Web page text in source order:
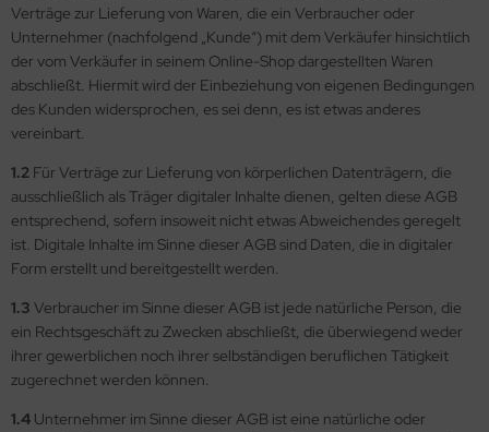
Verträge zur Lieferung von Waren, die ein Verbraucher oder
Unternehmer (nachfolgend „Kunde“) mit dem Verkäufer hinsichtlich
der vom Verkäufer in seinem Online-Shop dargestellten Waren
abschließt. Hiermit wird der Einbeziehung von eigenen Bedingungen
des Kunden widersprochen, es sei denn, es ist etwas anderes
vereinbart.
1.2 Für Verträge zur Lieferung von körperlichen Datenträgern, die
ausschließlich als Träger digitaler Inhalte dienen, gelten diese AGB
entsprechend, sofern insoweit nicht etwas Abweichendes geregelt
ist. Digitale Inhalte im Sinne dieser AGB sind Daten, die in digitaler
Form erstellt und bereitgestellt werden.
1.3 Verbraucher im Sinne dieser AGB ist jede natürliche Person, die
ein Rechtsgeschäft zu Zwecken abschließt, die überwiegend weder
ihrer gewerblichen noch ihrer selbständigen beruflichen Tätigkeit
zugerechnet werden können.
1.4 Unternehmer im Sinne dieser AGB ist eine natürliche oder